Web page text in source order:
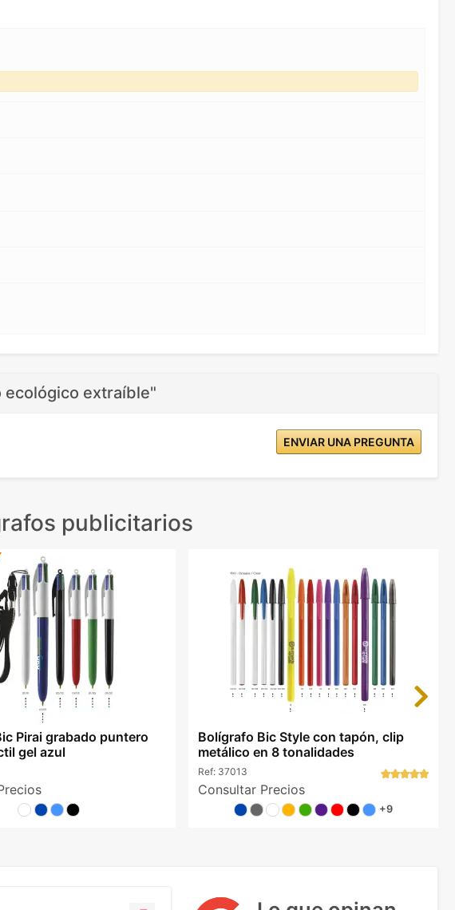
ecológico extraíble"
ENVIAR UNA PREGUNTA
publicitarios
Pirai grabado puntero
gel azul
Bolígrafo Bic Style con tapón, clip
metálico en 8 tonalidades
Ref: 37013
Consultar Precios
+9
Next